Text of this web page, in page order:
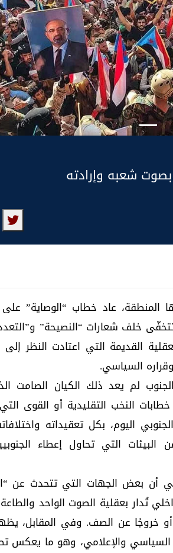
شعبه وإرادته
عاد خطاب “الوصاية”
خلف شعارات “النصيحة”
القديمة التي اعتادت النظر إلى
السياسي.
لم يعد ذلك الكيان الصامت
النخب التقليدية أو القوى
اليوم، بكل تعقيداته
البيئات التي تحاول إعطاء
أن بعض الجهات التي تتحدث عن
تُدار بعقلية الصوت الواحد
خروجًا عن الصف. وفي المقابل،
والإعلامي، وهو ما يعكس
تصعيد خطير في
استهداف مواقع
من الصواريخ